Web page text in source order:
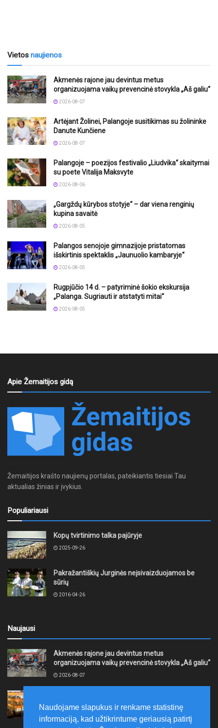
Vietos naujienos
Akmenės rajone jau devintus metus
organizuojama vaikų prevencinė stovykla „Aš galiu“
2026-08-07
Artėjant Žolinei, Palangoje susitikimas su žolininke
Danute Kunčiene
2026-08-07
Palangoje – poezijos festivalio „Liudvika“ skaitymai
su poete Vitalija Maksvyte
2026-08-06
„Gargždų kūrybos stotyje“ – dar viena renginių
kupina savaitė
2026-08-05
Palangos senojoje gimnazijoje pristatomas
išskirtinis spektaklis „Jaunuolio kambaryje“
2026-08-05
Rugpjūčio 14 d. – patyriminė šokio ekskursija
„Palanga. Sugriauti ir atstatyti mitai“
2026-08-05
Apie Žemaitijos gidą
Žemaitijos krašto naujienų portalas, pateikiantis tiesiai Tau
aktualias žinias ir įvykius.
Populiariausi
Kopų tvirtinimo talka pajūryje
2025-09-26
Pakražantiškių Jurginės neįsivaizduojamos be
sūrių
2016-04-26
Naujausi
Akmenės rajone jau devintus metus
organizuojama vaikų prevencinė stovykla „Aš galiu“
2026-08-07
smulkiojo ir vidutinio verslo subjektų kūrimąsi
2026-08-07
Naudojame slapukus ir renkame statistinę
informaciją, kad užtikrintume geriausią patirtį